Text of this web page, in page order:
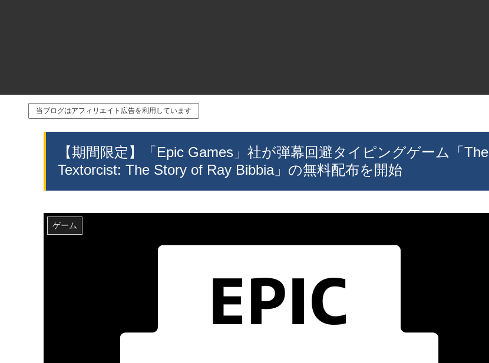
当ブログはアフィリエイト広告を利用しています
【期間限定】「Epic Games」社が弾幕回避タイピングゲーム「The
Textorcist: The Story of Ray Bibbia」の無料配布を開始
ゲーム